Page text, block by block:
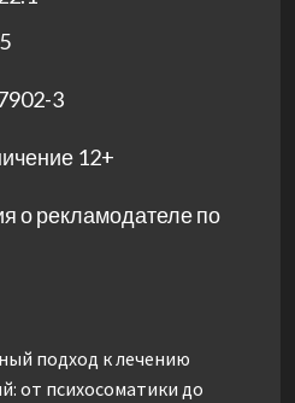
3
12+
о рекламодателе по
подход к лечению
от психосоматики до